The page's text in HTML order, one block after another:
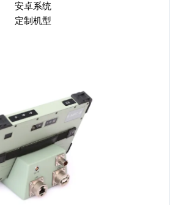
安卓系统
定制机型